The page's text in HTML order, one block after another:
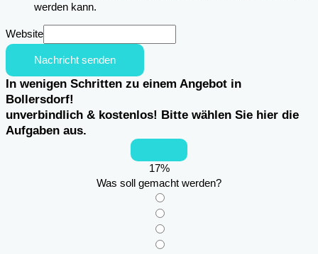
werden kann.
Website
Nachricht senden
In wenigen Schritten zu einem Angebot in
Bollersdorf!
unverbindlich & kostenlos! Bitte wählen Sie hier die
Aufgaben aus.
17%
Was soll gemacht werden?